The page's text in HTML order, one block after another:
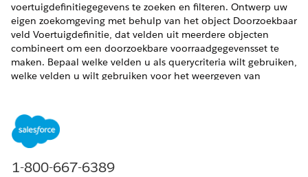
voertuigdefinitiegegevens te zoeken en filteren. Ontwerp uw
eigen zoekomgeving met behulp van het object Doorzoekbaar
veld Voertuigdefinitie, dat velden uit meerdere objecten
combineert om een doorzoekbare voorraadgegevensset te
maken. Bepaal welke velden u als querycriteria wilt gebruiken,
welke velden u wilt gebruiken voor het weergeven van
VEREISTE EDITIONS
1-800-667-6389